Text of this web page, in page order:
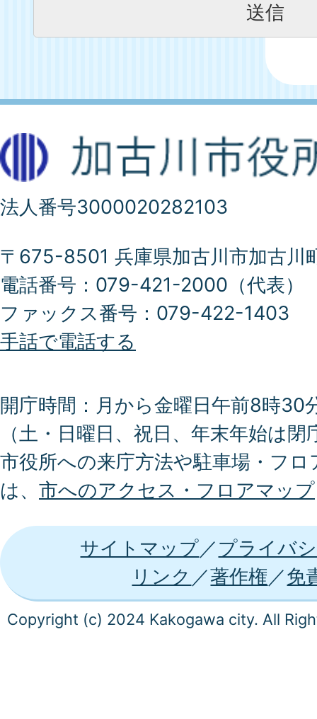
法人番号3000020282103
〒675-8501 兵庫県加古川市加古川
電話番号：079-421-2000（代表）
ファックス番号：079-422-1403
手話で電話する
開庁時間：月から金曜日午前8時30
（土・日曜日、祝日、年末年始は閉
市役所への来庁方法や駐車場・フ
は、 市へのアクセス・フロアマップ
サイトマップ
プライバ
リンク
著作権 免
Copyright (c) 2024 Kakogawa city. All